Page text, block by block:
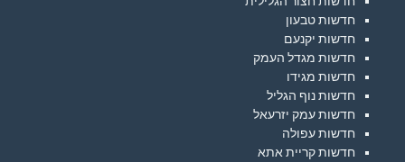
חדשות טבעון
חדשות יקנעם
חדשות מגדל העמק
חדשות מגידו
חדשות נוף הגליל
חדשות עמק יזרעאל
חדשות עפולה
חדשות קריית אתא